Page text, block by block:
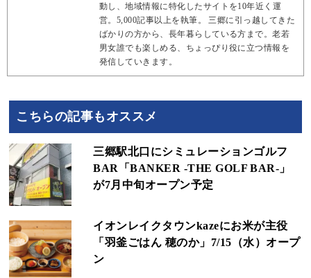
動し、地域情報に特化したサイトを10年近く運
営。5,000記事以上を執筆。 三郷に引っ越してきた
ばかりの方から、長年暮らしている方まで。老若
男女誰でも楽しめる、ちょっぴり役に立つ情報を
発信していきます。
こちらの記事もオススメ
三郷駅北口にシミュレーションゴルフ
BAR「BANKER -THE GOLF BAR-」
が7月中旬オープン予定
イオンレイクタウンkazeにお米が主役
「羽釜ごはん 穂のか」7/15（水）オープ
ン